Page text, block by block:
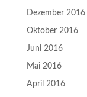
Dezember 2016
Oktober 2016
Juni 2016
Mai 2016
April 2016